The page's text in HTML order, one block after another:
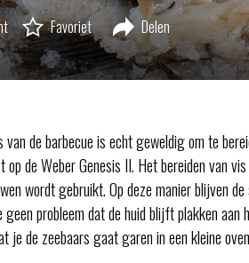
Favoriet Delen
van de barbecue is echt geweldig om te
op de Weber Genesis II. Het bereiden van
wordt gebruikt. Op deze manier blijven
geen probleem dat de huid blijft plakken
je de zeebaars gaat garen in een kleine